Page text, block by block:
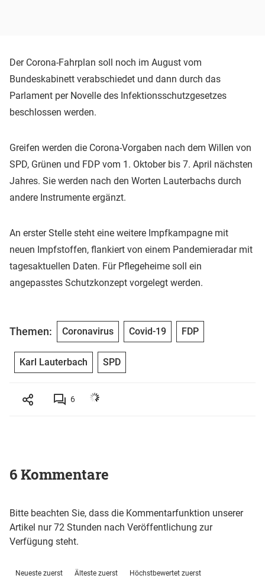
Der Corona-Fahrplan soll noch im August vom
Bundeskabinett verabschiedet und dann durch das
Parlament per Novelle des Infektionsschutzgesetzes
beschlossen werden.
Greifen werden die Corona-Vorgaben nach dem Willen von
SPD, Grünen und FDP vom 1. Oktober bis 7. April nächsten
Jahres. Sie werden nach den Worten Lauterbachs durch
andere Instrumente ergänzt.
An erster Stelle steht eine weitere Impfkampagne mit
neuen Impfstoffen, flankiert von einem Pandemieradar mit
tagesaktuellen Daten. Für Pflegeheime soll ein
angepasstes Schutzkonzept vorgelegt werden.
Themen: Coronavirus Covid-19 FDP
Karl Lauterbach SPD
6
6 Kommentare
Bitte beachten Sie, dass die Kommentarfunktion unserer
Artikel nur 72 Stunden nach Veröffentlichung zur
Verfügung steht.
Neueste zuerst Älteste zuerst Höchstbewertet zuerst